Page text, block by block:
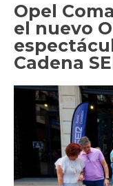
Opel
el nuevo
Cadena